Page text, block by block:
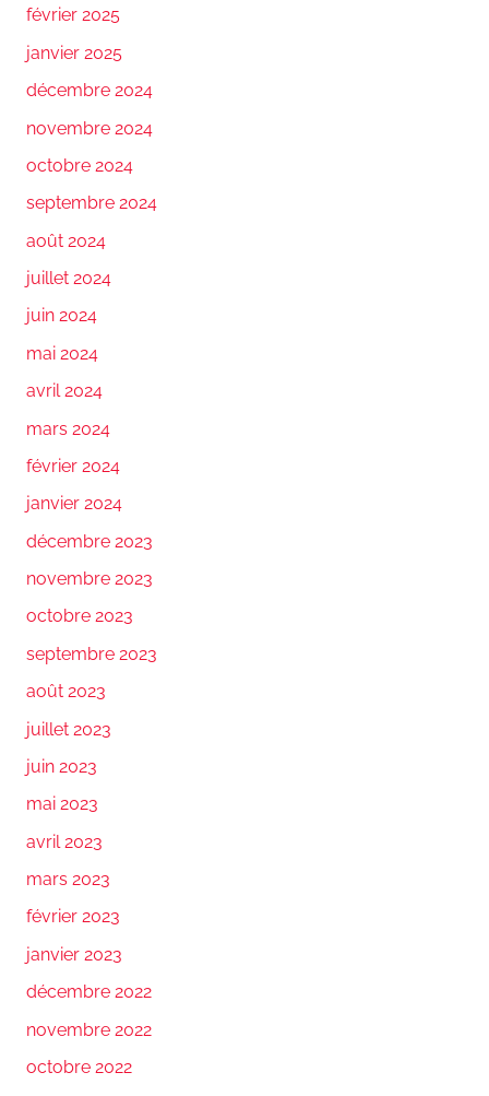
février 2025
janvier 2025
décembre 2024
novembre 2024
octobre 2024
septembre 2024
août 2024
juillet 2024
juin 2024
mai 2024
avril 2024
mars 2024
février 2024
janvier 2024
décembre 2023
novembre 2023
octobre 2023
septembre 2023
août 2023
juillet 2023
juin 2023
mai 2023
avril 2023
mars 2023
février 2023
janvier 2023
décembre 2022
novembre 2022
octobre 2022